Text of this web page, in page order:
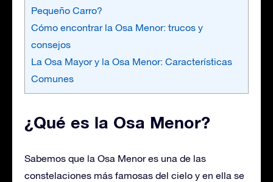
Pequeño Carro?
Cómo encontrar la Osa Menor: trucos y
consejos
La Osa Mayor y la Osa Menor: Características
Comunes
¿Qué es la Osa Menor?
Sabemos que la Osa Menor es una de las
constelaciones más famosas del cielo y en ella se